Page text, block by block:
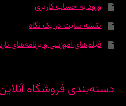
ورود به حساب کاربری
نقشه سایت در یک نگاه
فیلم‌های آموزشی و برنامه‌های
دسته‌بندی فروشگاه